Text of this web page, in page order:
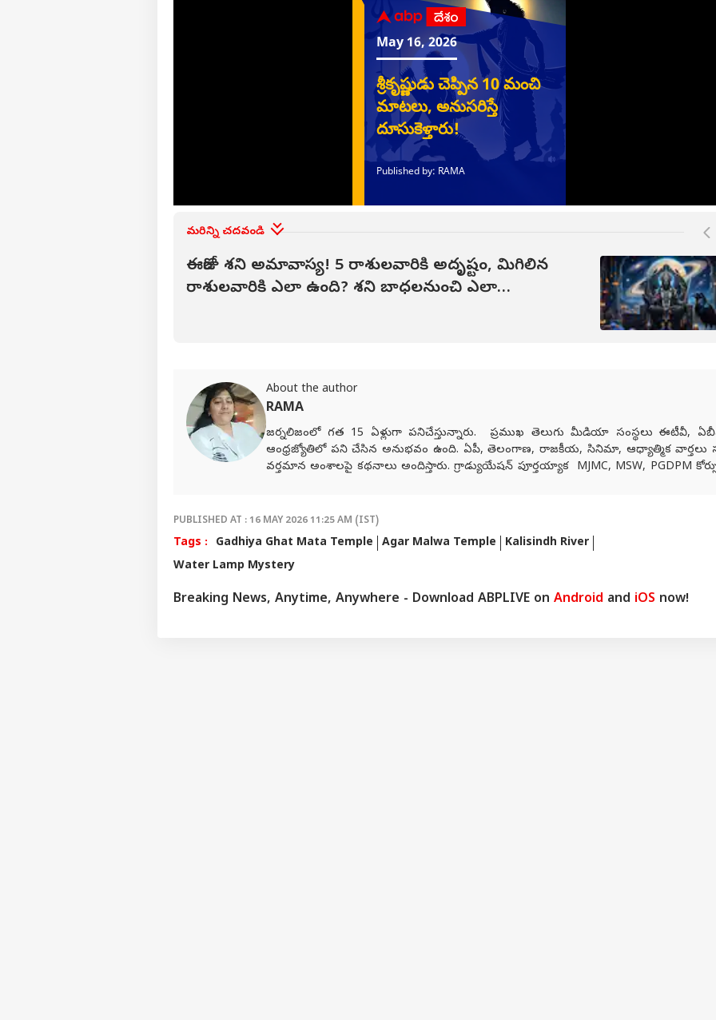
మరిన్ని చదవండి
ఈరోజు శని అమావాస్య! 5 రాశులవారికి అదృష్టం, మిగిలిన
రాశులవారికి ఎలా ఉంది? శని బాధలనుంచి ఎలా
About the author
RAMA
జర్నలిజంలో గత 15 ఏళ్లుగా పనిచేస్తున్నారు. ప్రముఖ తెలుగు మీడియా సంస్థలు ఈటీవీ,
ఆంధ్రజ్యోతిలో పని చేసిన అనుభవం ఉంది. ఏపీ, తెలంగాణ, రాజకీయ, సినిమా, ఆధ్యాత్మిక వార్తలు
వర్తమాన అంశాలపై కథనాలు అందిస్తారు. గ్రాడ్యుయేషన్ పూర్తయ్యాక MJMC, MSW, PGDPM
చెందిన తెలుగు డిజిటల్ మీడియా ఏబీపీ దేశంలో నాలుగేళ్లుగా డిప్యూటీ ప్రొడ్యూసర్‌గా
నిర్వర్తిస్తున్నారు.
PUBLISHED AT : 16 MAY 2026 11:25 AM (IST)
Tags : Gadhiya Ghat Mata Temple Agar Malwa Temple
Kalisindh River
Water Lamp Mystery
Breaking News, Anytime, Anywhere - Download ABPLIVE on Android and iOS now!
వెళ్లనున్న జర్నలిస్ట్!
ఎప్పుడు సంప్రదించాలి?